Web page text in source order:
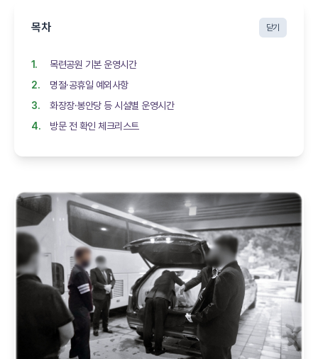
목차 닫기
목련공원 기본 운영시간
명절·공휴일 예외사항
화장장·봉안당 등 시설별 운영시간
방문 전 확인 체크리스트